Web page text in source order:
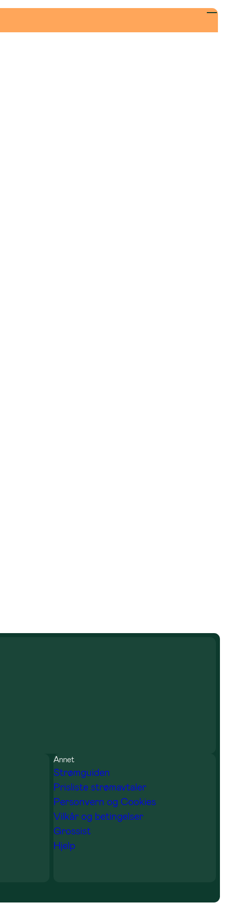
Annet
Strømguiden
Prisliste strømavtaler
Personvern og Cookies
Vilkår og betingelser
Grossist
Hjelp